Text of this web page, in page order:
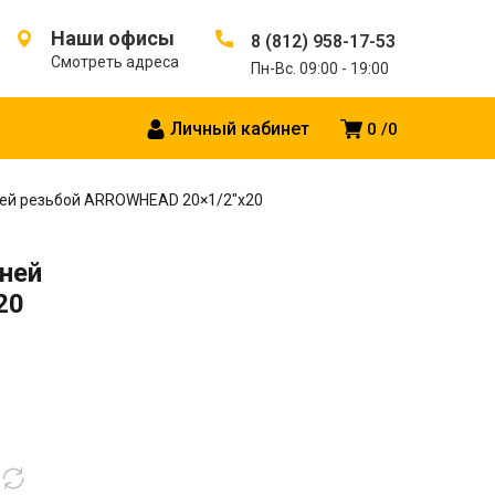
Наши офисы
Смотреть адреса
8 (812) 958-17-53
Пн-Вс. 09:00 - 19:00
0 0
Личный кабинет
резьбой ARROWHEAD 20×1/2″x20